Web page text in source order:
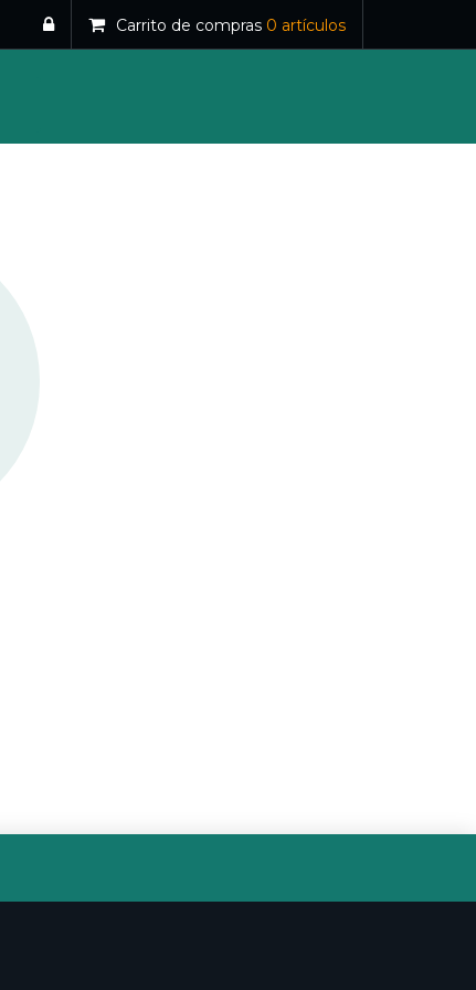
Carrito de compras 0 artículos